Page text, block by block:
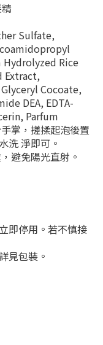
Sulfate,
Rice
Extract,
Cocoate,
DEA, EDTA-
Parfum
掌，搓揉起泡後置
洗 淨即可。
避免陽光直射。
即停用。若不慎接
見包裝。